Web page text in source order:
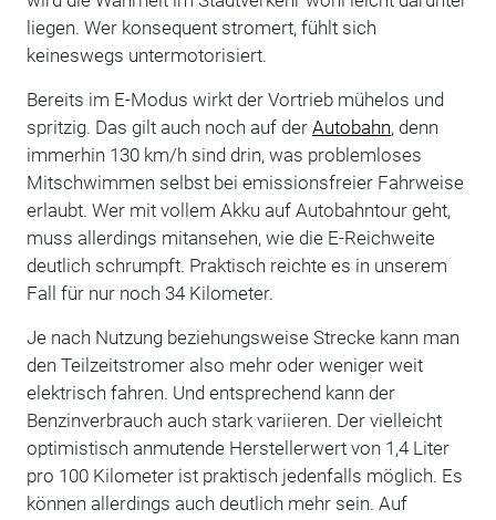
liegen. Wer konsequent stromert, fühlt sich
keineswegs untermotorisiert.
Bereits im E-Modus wirkt der Vortrieb mühelos und
spritzig. Das gilt auch noch auf der Autobahn, denn
immerhin 130 km/h sind drin, was problemloses
Mitschwimmen selbst bei emissionsfreier Fahrweise
erlaubt. Wer mit vollem Akku auf Autobahntour geht,
muss allerdings mitansehen, wie die E-Reichweite
deutlich schrumpft. Praktisch reichte es in unserem
Fall für nur noch 34 Kilometer.
Je nach Nutzung beziehungsweise Strecke kann man
den Teilzeitstromer also mehr oder weniger weit
elektrisch fahren. Und entsprechend kann der
Benzinverbrauch auch stark variieren. Der vielleicht
optimistisch anmutende Herstellerwert von 1,4 Liter
pro 100 Kilometer ist praktisch jedenfalls möglich. Es
können allerdings auch deutlich mehr sein. Auf